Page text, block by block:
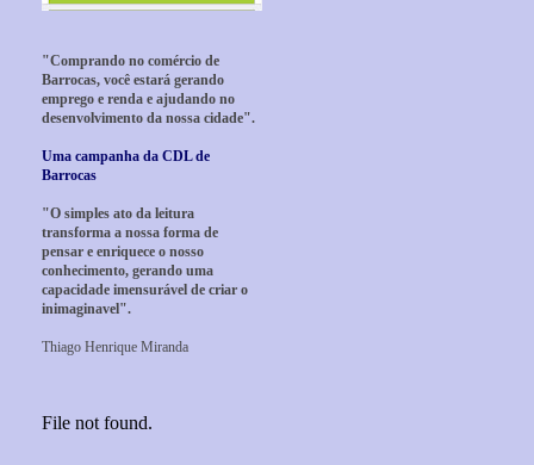
"Comprando no comércio de
Barrocas, você estará gerando
emprego e renda e ajudando no
desenvolvimento da nossa cidade".
Uma campanha da CDL de
Barrocas
"O simples ato da leitura
transforma a nossa forma de
pensar e enriquece o nosso
conhecimento, gerando uma
capacidade imensurável de criar o
inimaginavel".
Thiago Henrique Miranda